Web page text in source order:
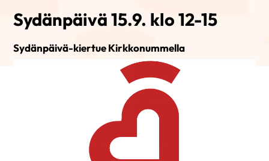
Sydänpäivä 15.9. klo 12-15
Sydänpäivä-kiertue Kirkkonummella